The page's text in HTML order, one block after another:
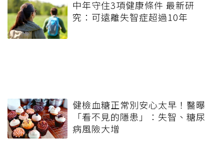
中年守住3項健康條件 最新研
究：可遠離失智症超過10年
健檢血糖正常別安心太早！醫曝
「看不見的隱患」：失智、糖尿
病風險大增